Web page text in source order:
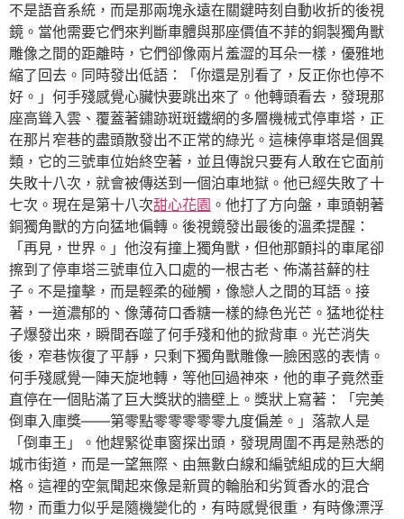
不是語音系統，而是那兩塊永遠在關鍵時刻自動收折的後視
鏡。當他需要它們來判斷車體與那座價值不菲的銅製獨角獸
雕像之間的距離時，它們卻像兩片羞澀的耳朵一樣，優雅地
縮了回去。同時發出低語：「你還是別看了，反正你也停不
好。」何手殘感覺心臟快要跳出來了。他轉頭看去，發現那
座高聳入雲、覆蓋著鏽跡斑斑鐵網的多層機械式停車塔，正
在那片窄巷的盡頭散發出不正常的綠光。這棟停車塔是個異
類，它的三號車位始終空著，並且傳說只要有人敢在它面前
失敗十八次，就會被傳送到一個泊車地獄。他已經失敗了十
七次。現在是第十八次甜心花園 。他打了方向盤，車頭朝著
銅獨角獸的方向猛地偏轉。後視鏡發出最後的溫柔提醒：
「再見，世界。」他沒有撞上獨角獸，但他那顫抖的車尾卻
擦到了停車塔三號車位入口處的一根古老、佈滿苔蘚的柱
子。不是撞擊，而是輕柔的碰觸，像戀人之間的耳語。接
著，一道濃郁的、像薄荷口香糖一樣的綠色光芒。猛地從柱
子爆發出來，瞬間吞噬了何手殘和他的掀背車。光芒消失
後，窄巷恢復了平靜，只剩下獨角獸雕像一臉困惑的表情。
何手殘感覺一陣天旋地轉，等他回過神來，他的車子竟然垂
直停在一個貼滿了巨大獎狀的牆壁上。獎狀上寫著：「完美
倒車入庫獎——第零點零零零零零九度偏差。」落款人是
「倒車王」。他趕緊從車窗探出頭，發現周圍不再是熟悉的
城市街道，而是一望無際、由無數白線和編號組成的巨大網
格。這裡的空氣聞起來像是新買的輪胎和劣質香水的混合
物，而重力似乎是隨機變化的，有時感覺很重，有時像漂浮